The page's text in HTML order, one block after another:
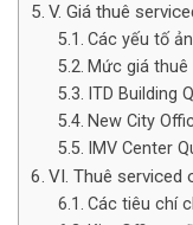
V. Giá thuê
Các yếu tố
Mức giá
ITD Building
New City
IMV Center
VI. Thuê serviced
Các tiêu chí